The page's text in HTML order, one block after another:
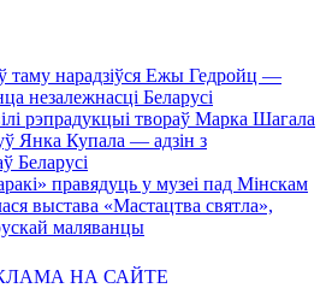
таму нарадзіўся Ежы Гедройц —
незалежнасці Беларусі
рэпрадукцыі твораў Марка Шагала
Янка Купала — адзін з
Беларусі
правядуць у музеі пад Мінскам
выстава «Мастацтва святла»,
маляванцы
НА САЙТЕ